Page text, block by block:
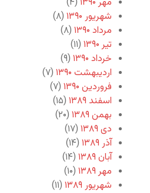
شهریور ۱۳۹۰
(۸)
مرداد ۱۳۹۰
(۸)
تیر ۱۳۹۰
(۱۱)
خرداد ۱۳۹۰
(۹)
اردیبهشت ۱۳۹۰
(۷)
فروردین ۱۳۹۰
(۷)
اسفند ۱۳۸۹
(۱۵)
بهمن ۱۳۸۹
(۲۰)
دی ۱۳۸۹
(۱۷)
آذر ۱۳۸۹
(۱۴)
آبان ۱۳۸۹
(۱۴)
مهر ۱۳۸۹
(۱۰)
شهریور ۱۳۸۹
(۱۱)